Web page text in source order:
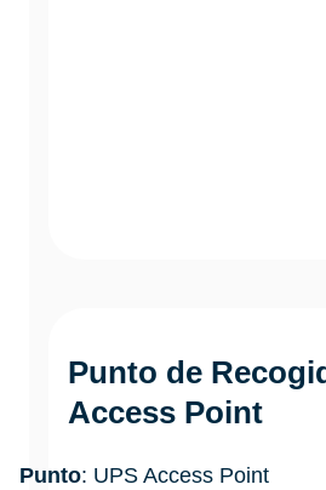
Punto de
Access Point
Punto: UPS Access Point